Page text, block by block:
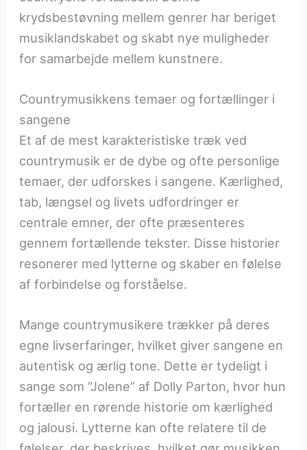
krydsbestøvning mellem genrer har beriget
musiklandskabet og skabt nye muligheder
for samarbejde mellem kunstnere.
Countrymusikkens temaer og fortællinger i
sangene
Et af de mest karakteristiske træk ved
countrymusik er de dybe og ofte personlige
temaer, der udforskes i sangene. Kærlighed,
tab, længsel og livets udfordringer er
centrale emner, der ofte præsenteres
gennem fortællende tekster. Disse historier
resonerer med lytterne og skaber en følelse
af forbindelse og forståelse.
Mange countrymusikere trækker på deres
egne livserfaringer, hvilket giver sangene en
autentisk og ærlig tone. Dette er tydeligt i
sange som “Jolene” af Dolly Parton, hvor hun
fortæller en rørende historie om kærlighed
og jalousi. Lytterne kan ofte relatere til de